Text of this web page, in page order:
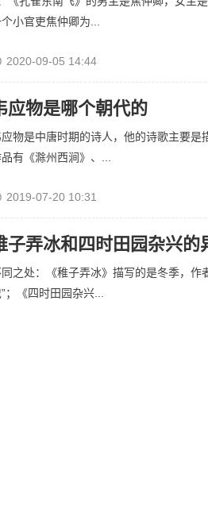
小官吏焦仲卿为...
2020-09-05 14:44
应物是哪个朝代的
应物是中唐时期的诗人，他的诗歌主要
有《滁州西涧》、...
2019-07-20 10:31
子弄冰和四时田园杂兴的
同之处：《稚子弄冰》描写的是冬季，作
；《四时田园杂兴...